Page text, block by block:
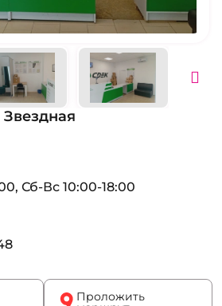
Звездная
Сб-Вс 10:00-18:00
Проложить